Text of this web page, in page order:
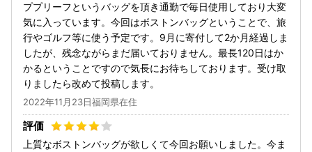
ププリーフというバッグを頂き通勤で毎日使用しており大変
気に入っています。今回はボストンバッグということで、旅
行やゴルフ等に使う予定です。9月に寄付して2か月経過しま
したが、残念ながらまだ届いておりません。最長120日はか
かるということですので気長にお待ちしております。受け取
りましたら改めて投稿します。
2022年11月23日福岡県在住
上質なボストンバッグが欲しくて今回お願いしました。今ま